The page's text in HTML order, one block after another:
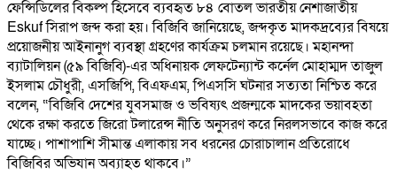
ফেন্সিডিলের বিকল্প হিসেবে ব্যবহৃত ৮৪ বোতল ভারতীয় নেশাজাতীয়
Eskuf সিরাপ জব্দ করা হয়। বিজিবি জানিয়েছে, জব্দকৃত মাদকদ্রব্যের বিষয়ে
প্রয়োজনীয় আইনানুগ ব্যবস্থা গ্রহণের কার্যক্রম চলমান রয়েছে। মহানন্দা
ব্যাটালিয়ন (৫৯ বিজিবি)-এর অধিনায়ক লেফটেন্যান্ট কর্নেল মোহাম্মদ তাজুল
ইসলাম চৌধুরী, এসজিপি, বিএফএম, পিএসসি ঘটনার সত্যতা নিশ্চিত করে
বলেন, “বিজিবি দেশের যুবসমাজ ও ভবিষ্যৎ প্রজন্মকে মাদকের ভয়াবহতা
থেকে রক্ষা করতে জিরো টলারেন্স নীতি অনুসরণ করে নিরলসভাবে কাজ করে
যাচ্ছে। পাশাপাশি সীমান্ত এলাকায় সব ধরনের চোরাচালান প্রতিরোধে
বিজিবির অভিযান অব্যাহত থাকবে।”